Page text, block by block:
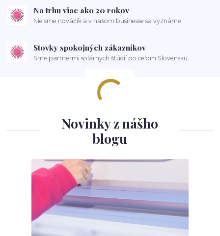
Na trhu viac ako 20 rokov
Nie sme nováčik a v našom businesse sa vyznáme
Stovky spokojných zákazníkov
Sme partnermi solárnych štúdií po celom Slovensku
Novinky z nášho
blogu